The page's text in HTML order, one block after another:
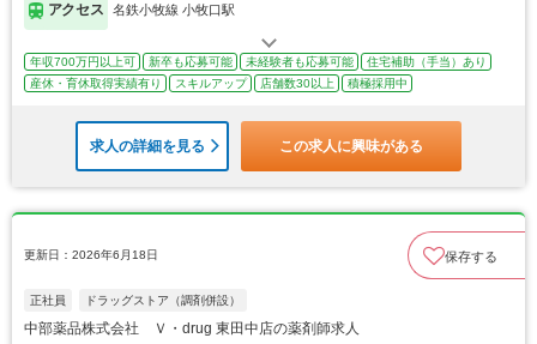
アクセス 名鉄小牧線 小牧口駅
年収700万円以上可 新卒も応募可能 未経験者も応募可能
住宅補助（手当）あり
産休・育休取得実績有り
スキルアップ 店舗数30以上 積極採用中
求人の詳細を見る この求人に興味がある
更新日：2026年6月18日 保存する
正社員 ドラッグストア（調剤併設）
中部薬品株式会社 Ｖ・drug 東田中店の薬剤師求人